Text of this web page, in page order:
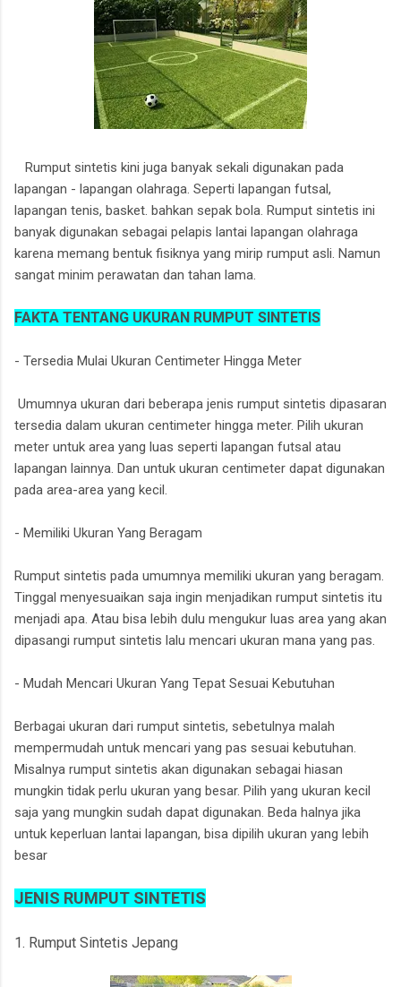
Rumput sintetis kini juga banyak sekali digunakan pada
lapangan - lapangan olahraga. Seperti lapangan futsal,
lapangan tenis, basket. bahkan sepak bola. Rumput sintetis ini
banyak digunakan sebagai pelapis lantai lapangan olahraga
karena memang bentuk fisiknya yang mirip rumput asli. Namun
sangat minim perawatan dan tahan lama.
FAKTA TENTANG UKURAN RUMPUT SINTETIS
- Tersedia Mulai Ukuran Centimeter Hingga Meter
Umumnya ukuran dari beberapa jenis rumput sintetis dipasaran
tersedia dalam ukuran centimeter hingga meter. Pilih ukuran
meter untuk area yang luas seperti lapangan futsal atau
lapangan lainnya. Dan untuk ukuran centimeter dapat digunakan
pada area-area yang kecil.
- Memiliki Ukuran Yang Beragam
Rumput sintetis pada umumnya memiliki ukuran yang beragam.
Tinggal menyesuaikan saja ingin menjadikan rumput sintetis itu
menjadi apa. Atau bisa lebih dulu mengukur luas area yang akan
dipasangi rumput sintetis lalu mencari ukuran mana yang pas.
- Mudah Mencari Ukuran Yang Tepat Sesuai Kebutuhan
Berbagai ukuran dari rumput sintetis, sebetulnya malah
mempermudah untuk mencari yang pas sesuai kebutuhan.
Misalnya rumput sintetis akan digunakan sebagai hiasan
mungkin tidak perlu ukuran yang besar. Pilih yang ukuran kecil
saja yang mungkin sudah dapat digunakan. Beda halnya jika
untuk keperluan lantai lapangan, bisa dipilih ukuran yang lebih
besar
JENIS RUMPUT SINTETIS
1. Rumput Sintetis Jepang